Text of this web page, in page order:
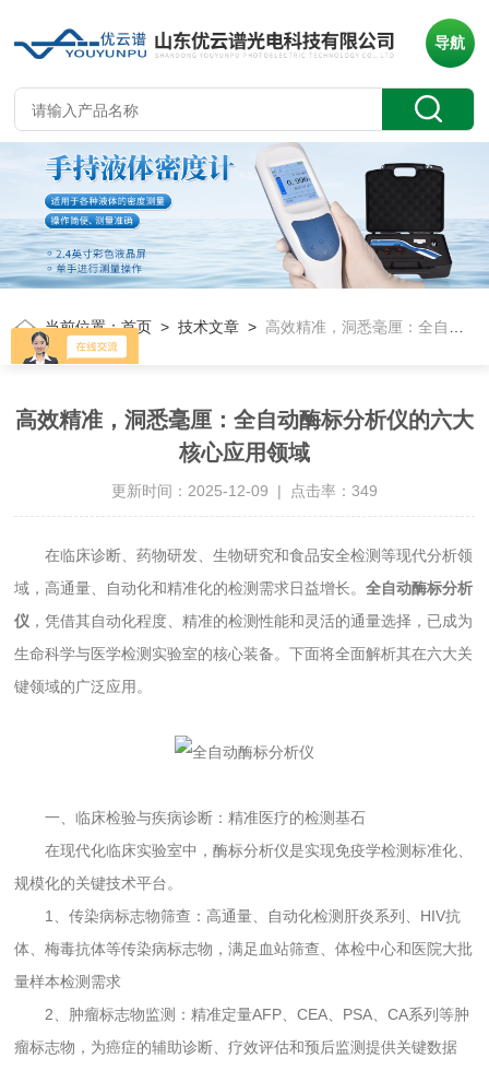
导航
当前位置：首页 >技术文章 > 高效精准，洞悉毫厘：全自动酶标分析仪的六大核心应用领域
高效精准，洞悉毫厘：全自动酶标分析仪的六大
核心应用领域
更新时间：2025-12-09 | 点击率：349
在临床诊断、药物研发、生物研究和食品安全检测等现代分析领
域，高通量、自动化和精准化的检测需求日益增长。全自动酶标分析
仪 ，凭借其自动化程度、精准的检测性能和灵活的通量选择，已成为
生命科学与医学检测实验室的核心装备。下面将全面解析其在六大关
键领域的广泛应用。
一、临床检验与疾病诊断：精准医疗的检测基石
在现代化临床实验室中，酶标分析仪是实现免疫学检测标准化、
规模化的关键技术平台。
1、传染病标志物筛查：高通量、自动化检测肝炎系列、HIV抗
体、梅毒抗体等传染病标志物，满足血站筛查、体检中心和医院大批
量样本检测需求
2、肿瘤标志物监测：精准定量AFP、CEA、PSA、CA系列等肿
瘤标志物，为癌症的辅助诊断、疗效评估和预后监测提供关键数据